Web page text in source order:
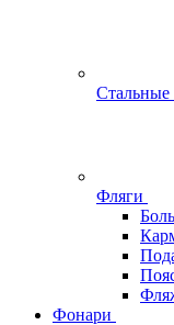
Стальные
Фляги
Фонари